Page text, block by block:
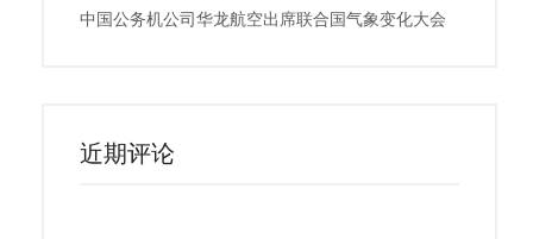
中国公务机公司华龙航空出席联合国气象变化大会
近期评论